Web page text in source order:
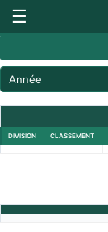
☰
Année
DIVISION CLASSEMENT